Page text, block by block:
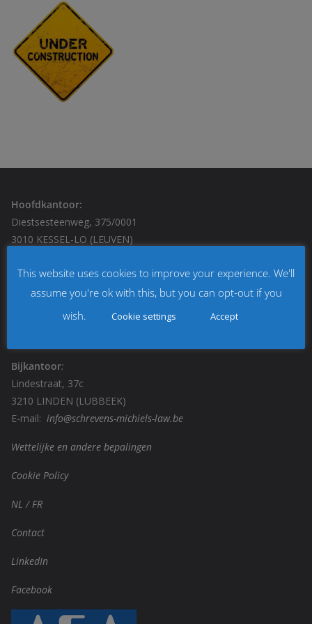
Hoofdkantoor:
Diestsesteenweg, 375/0001
3010 KESSEL-LO (LEUVEN)
Albert I laan, 55
8670 OOSTDUINKERKE (KOKSIJDE)
Bijkantoor:
Lindestraat, 37c
3210 LINDEN (LUBBEEK)
E-mail: info@schrevens-michiels-law.be
Wettelijke en andere bepalingen
Cookie Policy
NL /FR
Contact
LinkedIn
Facebook
This website uses cookies to improve your experience. We'll
assume you're ok with this, but you can opt-out if you
wish.
Cookie settings Accept